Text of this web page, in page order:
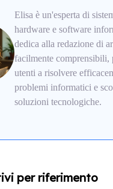
Elisa è un'esperta di
hardware e software
dedica alla redazione di
facilmente comprensibili,
utenti a risolvere
problemi informatici e
soluzioni tecnologiche.
per riferimento